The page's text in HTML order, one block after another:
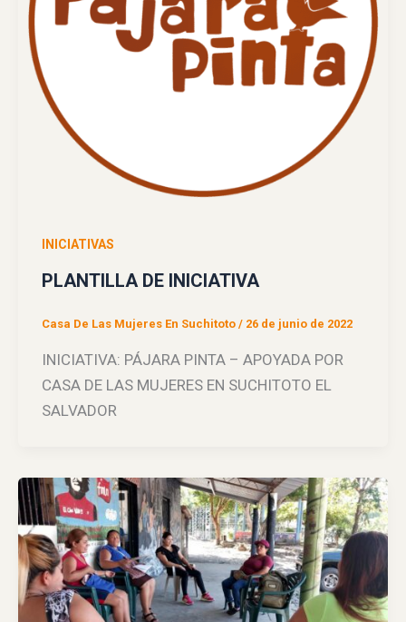
INICIATIVAS
PLANTILLA DE INICIATIVA
Casa De Las Mujeres En Suchitoto / 26 de junio de 2022
INICIATIVA: PÁJARA PINTA – APOYADA POR
CASA DE LAS MUJERES EN SUCHITOTO EL
SALVADOR